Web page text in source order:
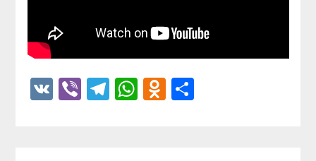
VKViberTelegram
WhatsApp
Odnoklassniki
Отправить